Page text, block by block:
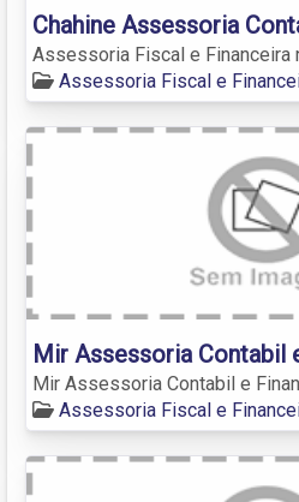
Chahine Assessoria
Assessoria Fiscal e Financeira
Assessoria Fiscal e
Mir Assessoria Contabil
Mir Assessoria Contabil e
Assessoria Fiscal e